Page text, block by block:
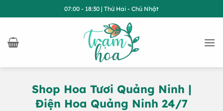
qua
dung
07:00 - 18:30 | Thứ Hai - Chủ Nhật
Shop Hoa Tươi Quảng Ninh |
Điện Hoa Quảng Ninh 24/7